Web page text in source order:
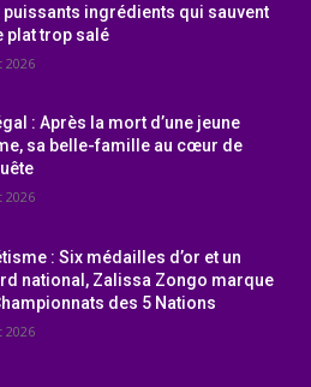
ingrédients qui sauvent
plat trop salé
2026
: Après la mort d’une jeune
sa belle-famille au cœur de
2026
: Six médailles d’or et un
national, Zalissa Zongo marque
des 5 Nations
2026